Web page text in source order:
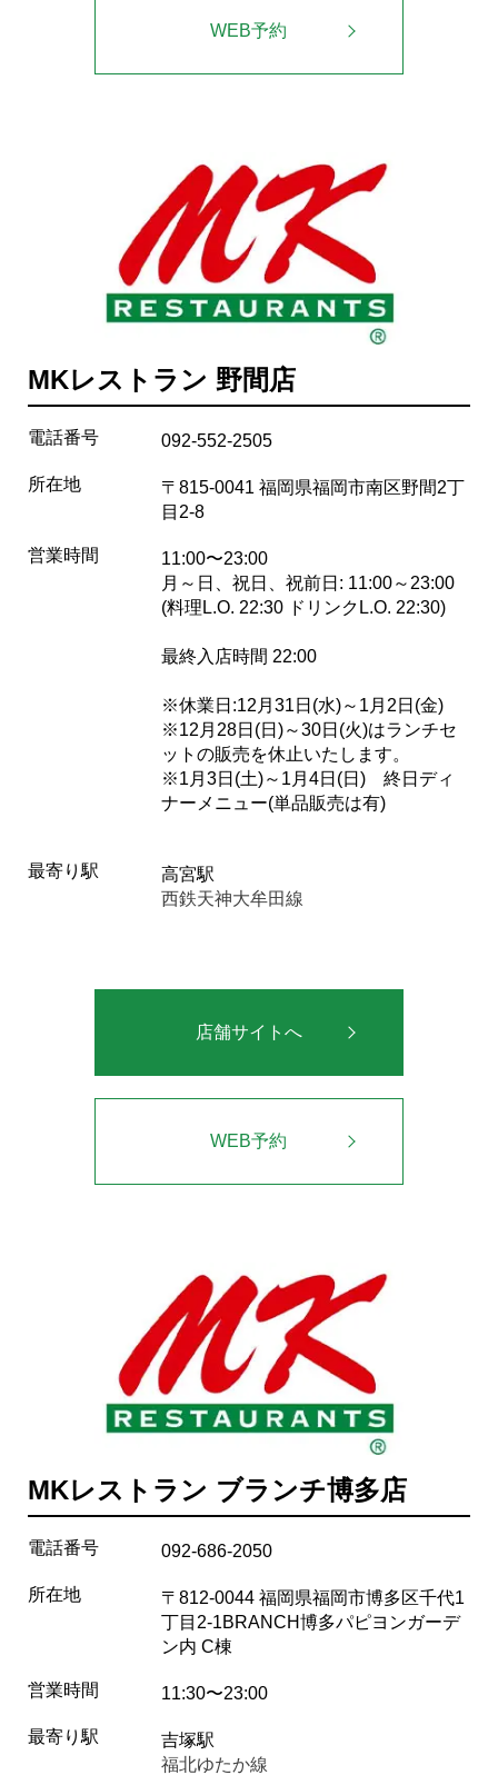
WEB予約
MKレストラン 野間店
電話番号 092-552-2505
所在地
〒815-0041 福岡県福岡市南区野間2丁
目2-8
営業時間
11:00〜23:00
月～日、祝日、祝前日: 11:00～23:00
(料理L.O. 22:30 ドリンクL.O. 22:30)
最終入店時間 22:00
※休業日:12月31日(水)～1月2日(金)
※12月28日(日)～30日(火)はランチセ
ットの販売を休止いたします。
※1月3日(土)～1月4日(日) 終日ディ
ナーメニュー(単品販売は有)
最寄り駅
高宮駅
西鉄天神大牟田線
店舗サイトへ
WEB予約
MKレストラン ブランチ博多店
電話番号 092-686-2050
所在地
〒812-0044 福岡県福岡市博多区千代1
丁目2-1BRANCH博多パピヨンガーデ
ン内 C棟
営業時間 11:30〜23:00
最寄り駅
吉塚駅
福北ゆたか線